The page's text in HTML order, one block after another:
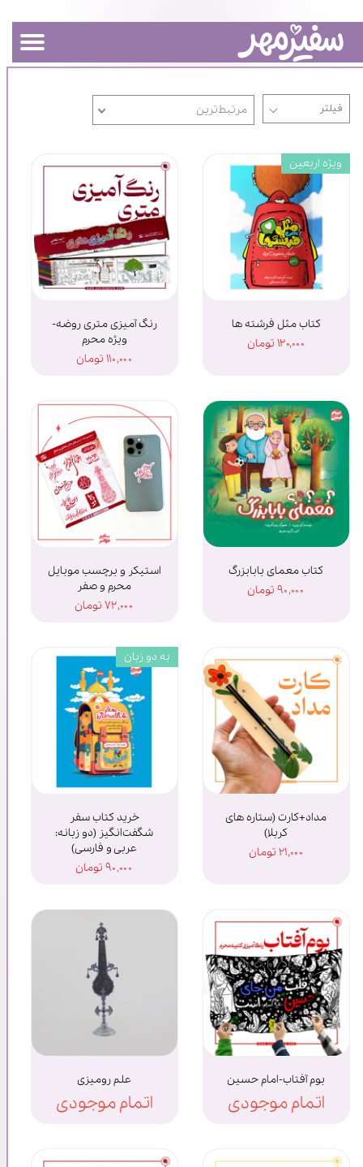
مرتبط‌ترین
کتاب مثل فرشته ها
۱۲۰,۰۰۰ تومان
ویژه اربعین
رنگ آمیزی متری روضه-
ویژه محرم
۱۱۰,۰۰۰ تومان
کتاب معمای بابابزرگ
۹۰,۰۰۰ تومان
استیکر و برچسب موبایل
محرم و صفر
۷۲,۰۰۰ تومان
مداد+کارت (ستاره های
کربلا)
۲۱,۰۰۰ تومان
خرید کتاب سفر
شگفت‌انگیز (دو زبانه:
عربی و فارسی)
۹۰,۰۰۰ تومان
به دو زبان
بوم آفتاب-امام حسین
اتمام موجودی
علم رومیزی
اتمام موجودی